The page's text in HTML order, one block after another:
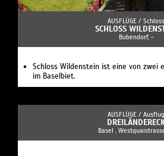
AUSFLÜGE / Schloss
SCHLOSS
Bubendorf, -
Schloss Wildenstein ist eine von zwei
im Baselbiet.
AUSFLÜGE / Ausflug
Basel ,